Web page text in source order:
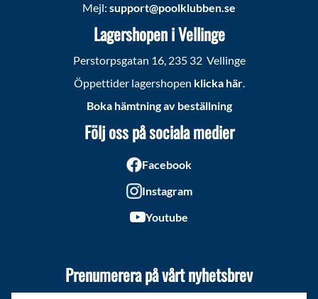
Mejl: support@poolklubben.se
Lagershopen i Vellinge
Perstorpsgatan 16, 235 32 Vellinge
Öppettider lagershopen klicka här.
Boka hämtning av beställning
Följ oss på sociala medier
Facebook
Instagram
Youtube
Prenumerera på vårt nyhetsbrev